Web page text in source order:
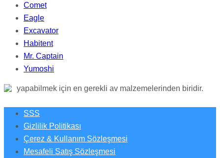
Comet
Eagle
Excavator
Habitent
Mr. Captain
Yumoshi
yapabilmek için en gerekli av malzemelerinden biridir.
SSS
Gizlilik Politikası
Çerez & Kullanım Sözleşmesi
Mesafeli Satış Sözleşmesi